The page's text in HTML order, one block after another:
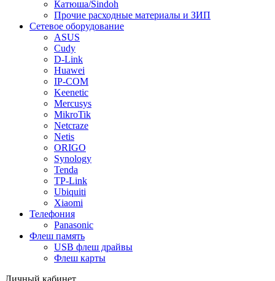
Катюша/Sindoh
Прочие расходные материалы и ЗИП
Сетевое оборудование
ASUS
Cudy
D-Link
Huawei
IP-COM
Keenetic
Mercusys
MikroTik
Netcraze
Netis
ORIGO
Synology
Tenda
TP-Link
Ubiquiti
Xiaomi
Телефония
Panasonic
Флеш память
USB флеш драйвы
Флеш карты
Личный кабинет